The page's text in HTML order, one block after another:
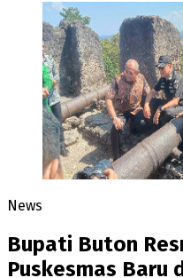
News
Bupati Buton
Puskesmas Baru